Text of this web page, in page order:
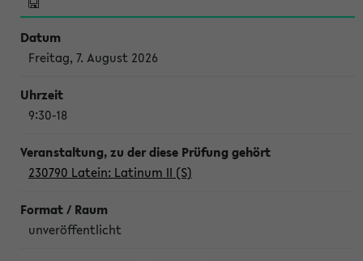
Freitag, 7. August 2026
9:30-18
230790 Latein: Latinum II (S)
unveröffentlicht